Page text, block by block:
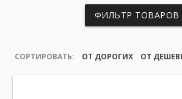
ФИЛЬТР ТОВАРОВ
СОРТИРОВАТЬ: ОТ ДОРОГИХ ОТ